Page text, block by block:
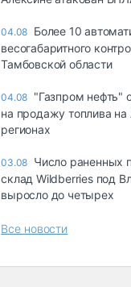
04.08 Более 10
весогабаритного
Тамбовской области
04.08 "Газпром нефть"
на продажу топлива на
регионах
03.08 Число раненных
склад Wildberries под
выросло до четырех
Все новости